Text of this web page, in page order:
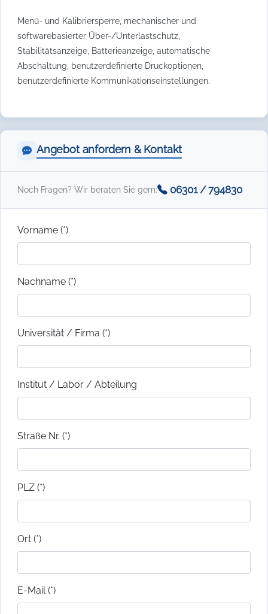
Menü- und Kalibriersperre, mechanischer und
softwarebasierter Über-/Unterlastschutz,
Stabilitätsanzeige, Batterieanzeige, automatische
Abschaltung, benutzerdefinierte Druckoptionen,
benutzerdefinierte Kommunikationseinstellungen.
Angebot anfordern & Kontakt
Noch Fragen? Wir beraten Sie gern: 06301 / 794830
Vorname (*)
Nachname (*)
Universität / Firma (*)
Institut / Labor / Abteilung
Straße Nr. (*)
PLZ (*)
Ort (*)
E-Mail (*)